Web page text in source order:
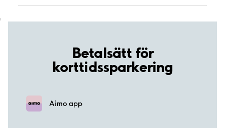
;
Betalsätt för
korttidssparkering
Aimo app